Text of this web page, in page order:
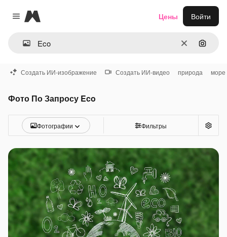
Close menu
Magnific
ОчиститьПоиск
Цены Войти
Создать ИИ-изображение Создать ИИ-видео природа море
Фото По Запросу Eco
Фотографии Фильтры